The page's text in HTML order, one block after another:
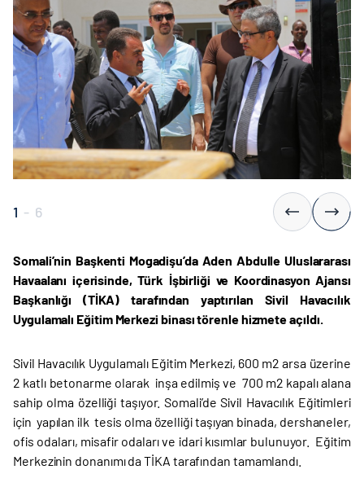
1 - 6
Somali’nin Başkenti Mogadişu’da Aden Abdulle Uluslararası
Havaalanı içerisinde, Türk İşbirliği ve Koordinasyon Ajansı
Başkanlığı (TİKA) tarafından yaptırılan Sivil Havacılık
Uygulamalı Eğitim Merkezi binası törenle hizmete açıldı.
Sivil Havacılık Uygulamalı Eğitim Merkezi, 600 m2 arsa üzerine
2 katlı betonarme olarak inşa edilmiş ve 700 m2 kapalı alana
sahip olma özelliği taşıyor. Somali’de Sivil Havacılık Eğitimleri
için yapılan ilk tesis olma özelliği taşıyan binada, dershaneler,
ofis odaları, misafir odaları ve idari kısımlar bulunuyor. Eğitim
Merkezinin donanımı da TİKA tarafından tamamlandı.